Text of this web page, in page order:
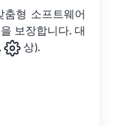
형 소프트웨어
보장합니다. 대
상).